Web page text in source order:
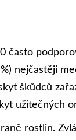
často
nejčastěji
škůdců
užitečných
rostlin.